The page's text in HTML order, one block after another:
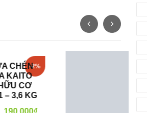
NƯỚC TẨY RỬA
NHÀ TẮM – THIẾT BỊ